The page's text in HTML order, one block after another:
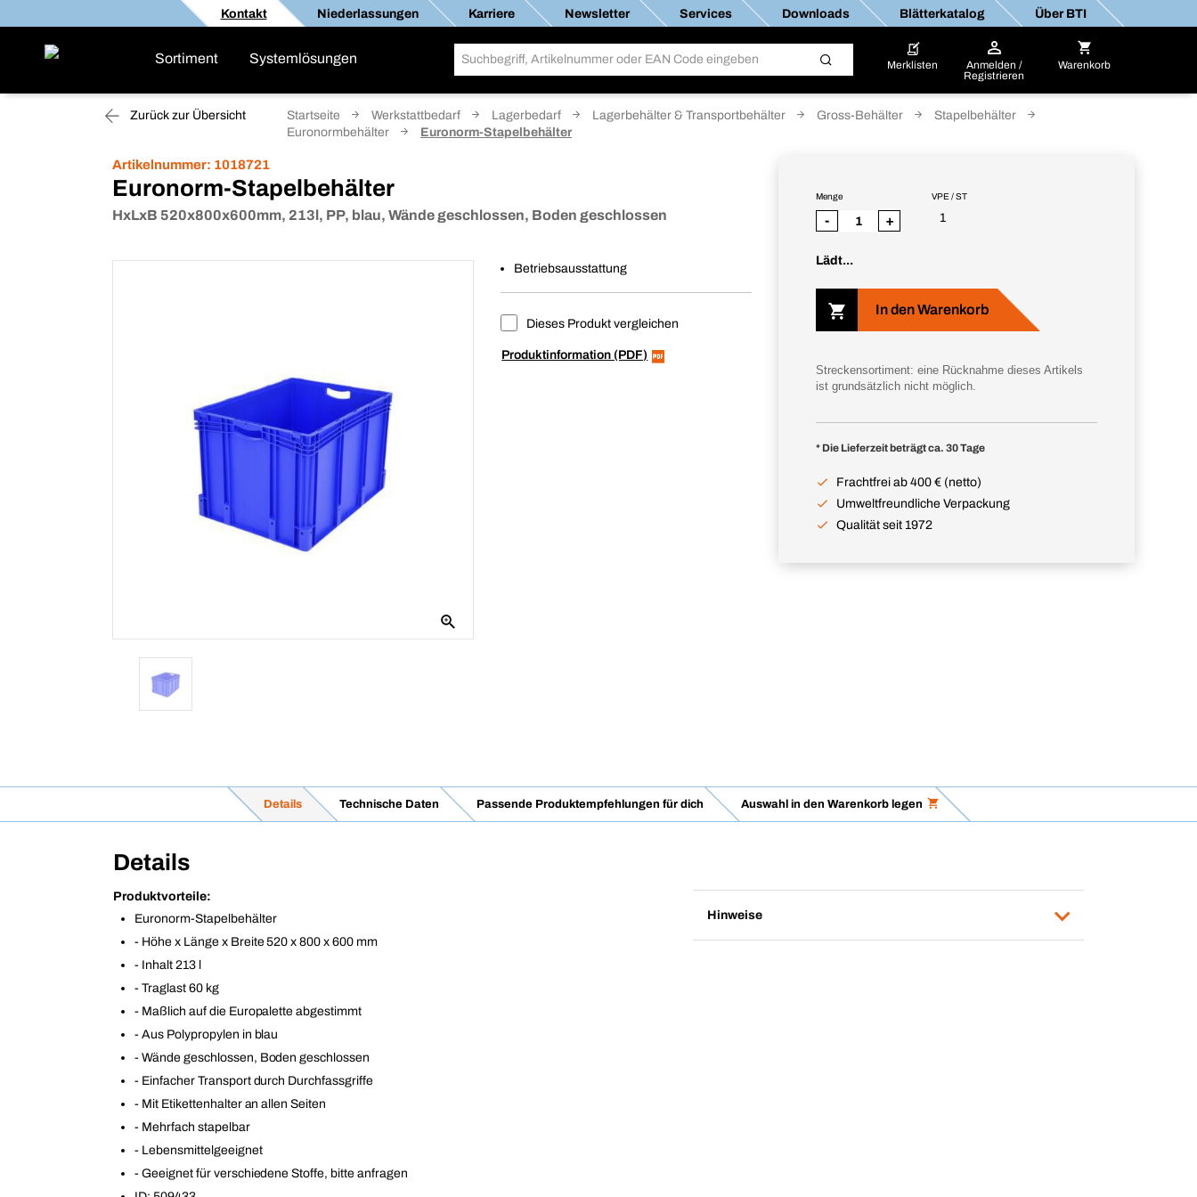
Kontakt Niederlassungen Karriere Newsletter Services Downloads Blätterkatalog Über BTI
Sortiment Systemlösungen Merklisten
Anmelden /
Registrieren
Warenkorb
Zurück zur Übersicht Startseite Werkstattbedarf Lagerbedarf Lagerbehälter & Transportbehälter Gross-Behälter
Stapelbehälter
Euronormbehälter
Euronorm-Stapelbehälter
Artikelnummer: 1018721
Euronorm-Stapelbehälter
HxLxB 520x800x600mm, 213l, PP, blau, Wände geschlossen, Boden geschlossen
Betriebsausstattung
Dieses Produkt vergleichen
Produktinformation (PDF)
VPE / ST
1
Menge
- +
Lädt...
In den Warenkorb
Streckensortiment: eine Rücknahme dieses Artikels
ist grundsätzlich nicht möglich.
* Die Lieferzeit beträgt ca. 30 Tage
Frachtfrei ab 400 € (netto)
Umweltfreundliche Verpackung
Qualität seit 1972
Details Technische Daten Passende Produktempfehlungen für dich Auswahl in den Warenkorb legen
Details
Produktvorteile:
Euronorm-Stapelbehälter
- Höhe x Länge x Breite 520 x 800 x 600 mm
- Inhalt 213 l
- Traglast 60 kg
- Maßlich auf die Europalette abgestimmt
- Aus Polypropylen in blau
- Wände geschlossen, Boden geschlossen
- Einfacher Transport durch Durchfassgriffe
- Mit Etikettenhalter an allen Seiten
- Mehrfach stapelbar
- Lebensmittelgeeignet
- Geeignet für verschiedene Stoffe, bitte anfragen
Hinweise